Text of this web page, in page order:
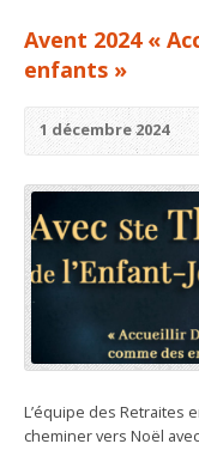
Avent 2024 «
enfants »
1 décembre 2024
L’équipe des Retraites
cheminer vers Noël